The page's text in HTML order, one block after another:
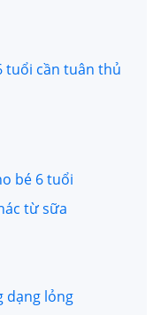
tuổi cần tuân thủ
bé 6 tuổi
từ sữa
dạng lỏng